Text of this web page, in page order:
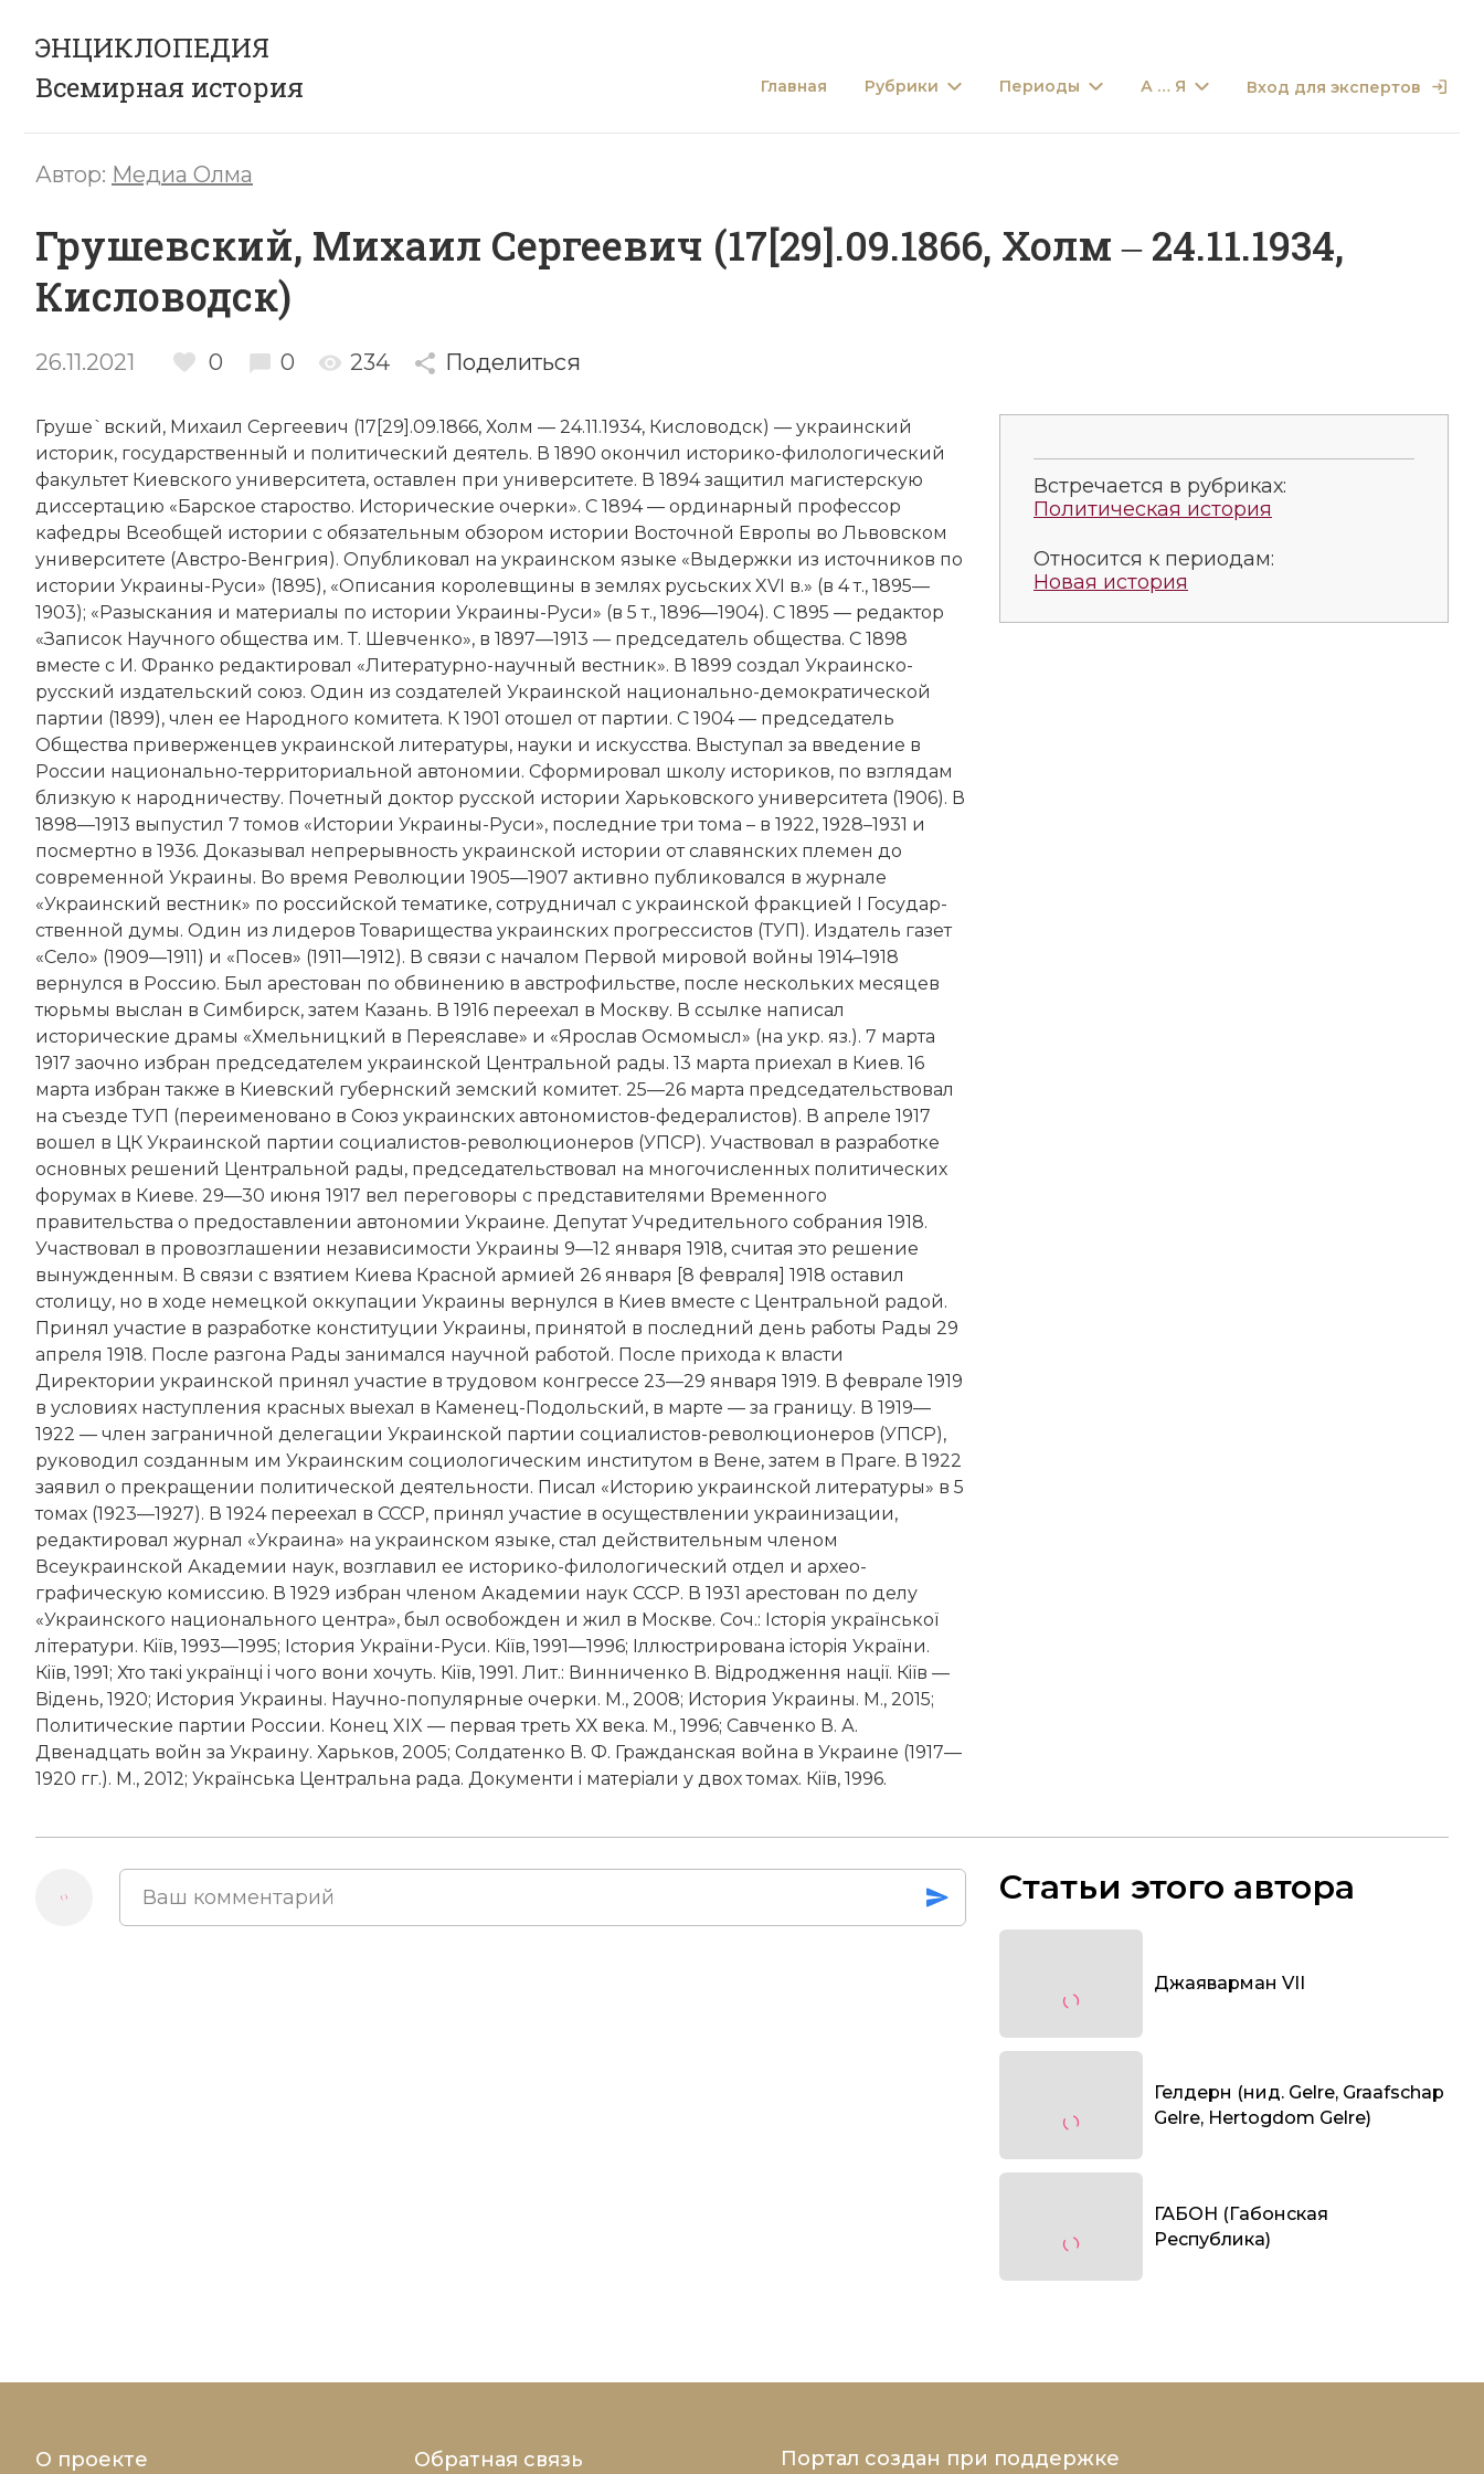
ЭНЦИКЛОПЕДИЯ
Всемирная история
Главная Рубрики Периоды А … Я Вход для экспертов
Автор: Медиа Олма
Грушевский, Михаил Сергеевич (17[29].09.1866, Холм ‒ 24.11.1934,
Кисловодск)
26.11.2021 0 0 234 Поделиться
Груше`вский, Михаил Сергеевич (17[29].09.1866, Холм — 24.11.1934, Кисловодск) — украинский
историк, государственный и политический деятель. В 1890 окончил историко-филологический
факультет Киевского университета, оставлен при университете. В 1894 защитил магистерскую
диссертацию «Барское староство. Исторические очерки». С 1894 — ординарный профессор
кафедры Всеобщей истории с обязательным обзором истории Восточной Европы во Львовском
университете (Австро-Венгрия). Опубликовал на украинском языке «Выдержки из источников по
истории Украины-Руси» (1895), «Описания королевщины в землях русьских XVI в.» (в 4 т., 1895—
1903); «Разыскания и материалы по истории Украины-Руси» (в 5 т., 1896—1904). С 1895 — редактор
«Записок Научного общества им. Т. Шевченко», в 1897—1913 — председатель общества. С 1898
вместе с И. Франко редактировал «Литературно-научный вестник». В 1899 создал Украинско-
русский издательский союз. Один из создателей Украинской национально-демократической
партии (1899), член ее Народного комитета. К 1901 отошел от партии. С 1904 — председатель
Общества приверженцев украинской литературы, науки и искусства. Выступал за введение в
России национально-территориальной автономии. Сформировал школу историков, по взглядам
близкую к народничеству. Почетный доктор русской истории Харьковского университета (1906). В
1898—1913 выпустил 7 томов «Истории Украины-Руси», последние три тома – в 1922, 1928–1931 и
посмертно в 1936. Доказывал непрерывность украинской истории от славянских племен до
современной Украины. Во время Революции 1905—1907 активно публиковался в журнале
«Украинский вестник» по российской тематике, сотрудничал с украинской фракцией I Государ­
ственной думы. Один из лидеров Товарищества украинских прогрессистов (ТУП). Издатель газет
«Село» (1909—1911) и «Посев» (1911—1912). В связи с началом Первой мировой войны 1914–1918
вернулся в Россию. Был арестован по обвинению в австрофильстве, после нескольких месяцев
тюрьмы выслан в Симбирск, затем Казань. В 1916 переехал в Мо­скву. В ссылке написал
исторические драмы «Хмельницкий в Переяславе» и «Ярослав Осмомысл» (на укр. яз.). 7 марта
1917 заочно избран председателем украинской Центральной рады. 13 марта приехал в Киев. 16
марта избран также в Киев­ский губернский земский комитет. 25—26 марта председательствовал
на съезде ТУП (переименовано в Союз украинских автономистов-федералистов). В апреле 1917
вошел в ЦК Украинской партии социалистов-революционеров (УПСР). Участвовал в разработке
основных решений Центральной рады, председательствовал на многочисленных политических
форумах в Киеве. 29—30 июня 1917 вел переговоры с представителями Временного
правительства о предоставлении автономии Украине. Депутат Учредительного собрания 1918.
Участвовал в провозглашении независимости Украины 9—12 января 1918, считая это решение
вынужденным. В связи с взятием Киева Красной армией 26 января [8 февраля] 1918 оставил
столицу, но в ходе немецкой оккупации Украины вернулся в Киев вместе с Центральной радой.
Принял участие в разработке конституции Украины, принятой в последний день работы Рады 29
апреля 1918. После разгона Рады занимался научной работой. После прихода к власти
Директории украинской принял участие в трудовом конгрессе 23—29 января 1919. В феврале 1919
в условиях наступления красных выехал в Каменец-Подольский, в марте — за границу. В 1919—
1922 — член заграничной делегации Украинской партии социалистов-революционеров (УПСР),
руководил созданным им Украин­ским социологическим институтом в Вене, затем в Праге. В 1922
заявил о прекращении политической деятельности. Писал «Историю украинской литературы» в 5
томах (1923—1927). В 1924 переехал в СССР, принял участие в осуществлении украинизации,
редактировал журнал «Украина» на украинском языке, стал действительным членом
Всеукраинской Академии наук, возглавил ее историко-филологический отдел и архео­
графическую комиссию. В 1929 избран членом Академии наук СССР. В 1931 арестован по делу
«Украинского национального центра», был освобожден и жил в Москве. Соч.: Історія украïнськоï
літератури. Кiïв, 1993—1995; Iстория Украïни-Руси. Кiïв, 1991—1996; Iллюстрирована iсторiя Украïни.
Кiïв, 1991; Хто такi украïнцi i чого вони хочуть. Кiïв, 1991. Лит.: Винниченко В. Вiдродження нацiï. Кiïв —
Вiдень, 1920; История Украины. Научно-популярные очерки. М., 2008; История Украины. М., 2015;
Политические партии России. Конец XIX — первая треть ХХ века. М., 1996; Савченко В. А.
Двенадцать войн за Украину. Харьков, 2005; Солдатенко В. Ф. Гражданская война в Украине (1917—
1920 гг.). М., 2012; Украïнська Центральна рада. Документи i матерiали у двох томах. Кiïв, 1996.
Встречается в рубриках:
Политическая история
Относится к периодам:
Новая история
Статьи этого автора
Джаяварман VII
Гелдерн (нид. Gelre, Graafschap
Gelre, Hertogdom Gelre)
ГАБОН (Габонская
Республика)
О проекте Обратная связь Портал создан при поддержке